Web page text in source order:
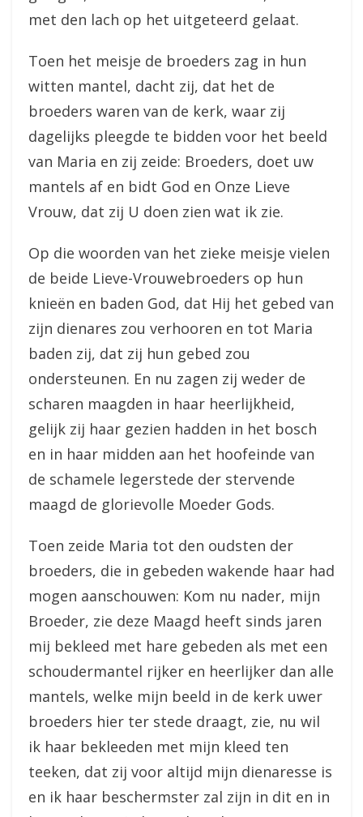
met den lach op het uitgeteerd gelaat.
Toen het meisje de broeders zag in hun
witten mantel, dacht zij, dat het de
broeders waren van de kerk, waar zij
dagelijks pleegde te bidden voor het beeld
van Maria en zij zeide: Broeders, doet uw
mantels af en bidt God en Onze Lieve
Vrouw, dat zij U doen zien wat ik zie.
Op die woorden van het zieke meisje vielen
de beide Lieve-Vrouwebroeders op hun
knieën en baden God, dat Hij het gebed van
zijn dienares zou verhooren en tot Maria
baden zij, dat zij hun gebed zou
ondersteunen. En nu zagen zij weder de
scharen maagden in haar heerlijkheid,
gelijk zij haar gezien hadden in het bosch
en in haar midden aan het hoofeinde van
de schamele legerstede der stervende
maagd de glorievolle Moeder Gods.
Toen zeide Maria tot den oudsten der
broeders, die in gebeden wakende haar had
mogen aanschouwen: Kom nu nader, mijn
Broeder, zie deze Maagd heeft sinds jaren
mij bekleed met hare gebeden als met een
schoudermantel rijker en heerlijker dan alle
mantels, welke mijn beeld in de kerk uwer
broeders hier ter stede draagt, zie, nu wil
ik haar bekleeden met mijn kleed ten
teeken, dat zij voor altijd mijn dienaresse is
en ik haar beschermster zal zijn in dit en in